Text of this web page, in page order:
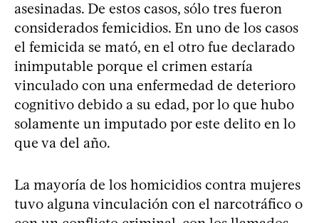
asesinadas. De estos casos, sólo tres fueron
considerados femicidios. En uno de los casos
el femicida se mató, en el otro fue declarado
inimputable porque el crimen estaría
vinculado con una enfermedad de deterioro
cognitivo debido a su edad, por lo que hubo
solamente un imputado por este delito en lo
que va del año. ​
La mayoría de los homicidios contra mujeres
tuvo alguna vinculación con el narcotráfico o